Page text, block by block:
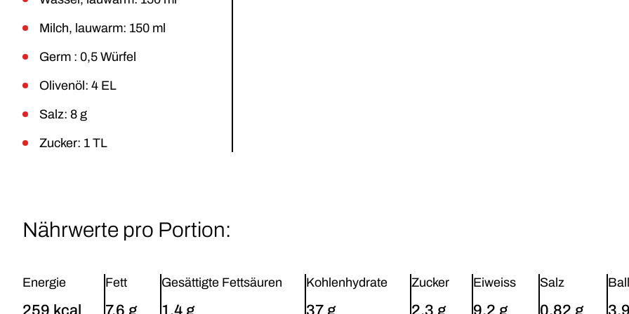
Milch, lauwarm: 150 ml
Germ : 0,5 Würfel
Olivenöl: 4 EL
Salz: 8 g
Zucker: 1 TL
Nährwerte pro Portion:
Energie
259 kcal
Fett
7,6 g
Gesättigte Fettsäuren
1,4 g
Kohlenhydrate
37 g
Zucker
2,3 g
Eiweiss
9,2 g
Salz
0,82 g